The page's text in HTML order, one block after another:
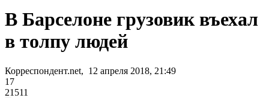
В Барселоне грузовик въехал
в толпу людей
Корреспондент.net, 12 апреля 2018, 21:49
17
21511